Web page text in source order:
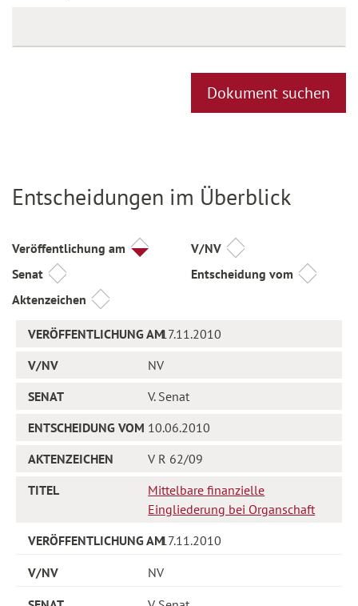
Dokument suchen
Entscheidungen im Überblick
Veröffentlichung am
V/NV
Senat
Entscheidung vom
Aktenzeichen
Titel
17.11.2010
NV
V. Senat
10.06.2010
V R 62/09
Mittelbare finanzielle
Eingliederung bei Organschaft
17.11.2010
NV